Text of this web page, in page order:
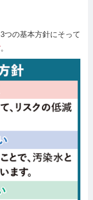
つの基本方針にそって
。